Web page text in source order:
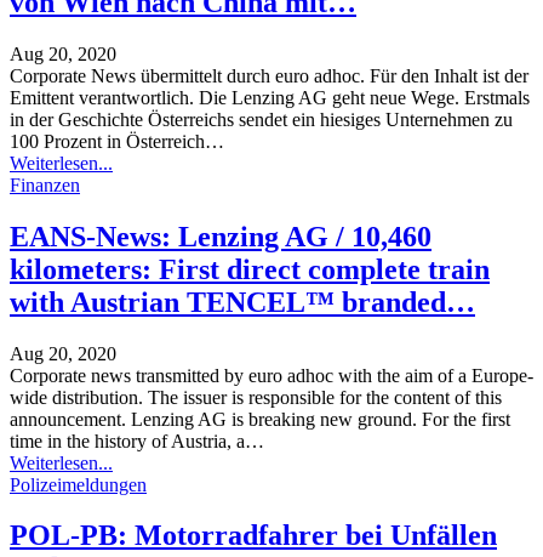
Aug 20, 2020
Corporate News übermittelt durch euro adhoc. Für den Inhalt ist der
Emittent verantwortlich. Die Lenzing AG geht neue Wege. Erstmals
in der Geschichte Österreichs sendet ein hiesiges Unternehmen zu
100 Prozent in Österreich…
Weiterlesen...
Finanzen
EANS-News: Lenzing AG / 10,460
kilometers: First direct complete train
with Austrian TENCEL™ branded…
Aug 20, 2020
Corporate news transmitted by euro adhoc with the aim of a Europe-
wide distribution. The issuer is responsible for the content of this
announcement. Lenzing AG is breaking new ground. For the first
time in the history of Austria, a…
Weiterlesen...
Polizeimeldungen
POL-PB: Motorradfahrer bei Unfällen